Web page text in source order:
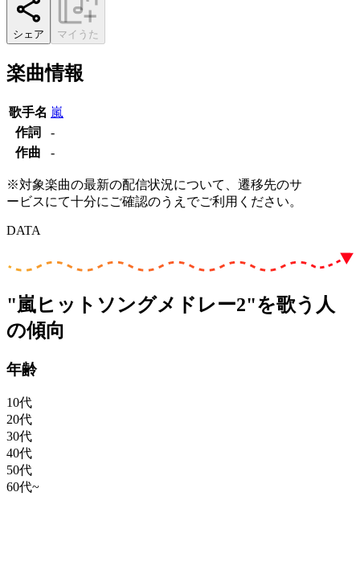
シェア マイうた
楽曲情報
歌手名 嵐
作詞
-
作曲
-
※対象楽曲の最新の配信状況について、遷移先のサ
ービスにて十分にご確認のうえでご利用ください。
DATA
"嵐ヒットソングメドレー2"を歌う人
の傾向
年齢
10代
20代
30代
40代
50代
60代~